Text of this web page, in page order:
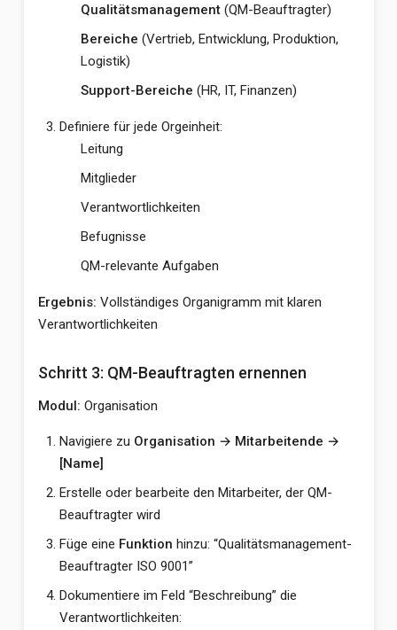
Qualitätsmanagement(QM-Beauftragter)
Bereiche (Vertrieb, Entwicklung, Produktion,
Logistik)
Support-Bereiche (HR, IT, Finanzen)
Definiere für jede Orgeinheit:
Leitung
Mitglieder
Verantwortlichkeiten
Befugnisse
QM-relevante Aufgaben
Ergebnis: Vollständiges Organigramm mit klaren
Verantwortlichkeiten
Schritt 3: QM-Beauftragten ernennen
Modul: Organisation
Navigiere zu Organisation → Mitarbeitende →
[Name]
Erstelle oder bearbeite den Mitarbeiter, der QM-
Beauftragter wird
Füge eine Funktion hinzu: “Qualitätsmanagement-
Beauftragter ISO 9001”
Dokumentiere im Feld “Beschreibung” die
Verantwortlichkeiten: